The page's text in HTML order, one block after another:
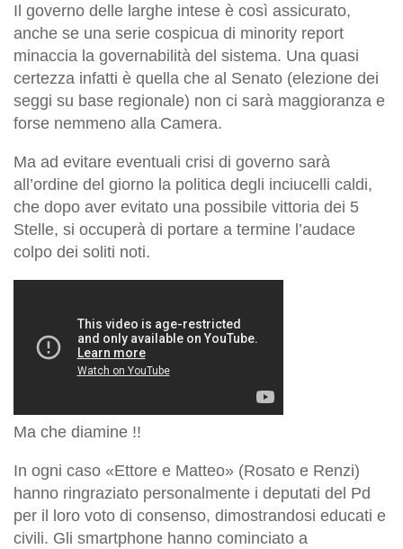
Il governo delle larghe intese è così assicurato,
anche se una serie cospicua di minority report
minaccia la governabilità del sistema. Una quasi
certezza infatti è quella che al Senato (elezione dei
seggi su base regionale) non ci sarà maggioranza e
forse nemmeno alla Camera.
Ma ad evitare eventuali crisi di governo sarà
all’ordine del giorno la politica degli inciucelli caldi,
che dopo aver evitato una possibile vittoria dei 5
Stelle, si occuperà di portare a termine l’audace
colpo dei soliti noti.
Ma che diamine !!
In ogni caso «Ettore e Matteo» (Rosato e Renzi)
hanno ringraziato personalmente i deputati del Pd
per il loro voto di consenso, dimostrandosi educati e
civili. Gli smartphone hanno cominciato a